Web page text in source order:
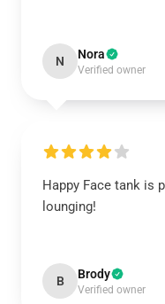
N Nora
Verified owner
Happy Face tank is
lounging!
B Brody
Verified owner